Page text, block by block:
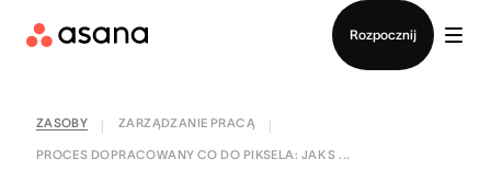
Rozpocznij
ZASOBY ZARZĄDZANIE PRACĄ
PROCES DOPRACOWANY CO DO PIKSELA: JAK S ...